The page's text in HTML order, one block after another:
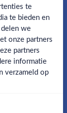
te
te bieden en
we
onze partners
partners
informatie
verzameld op
je eerste